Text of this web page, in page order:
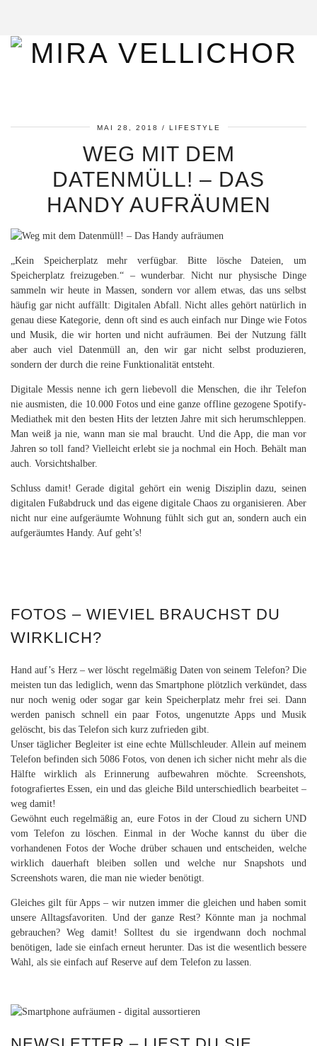
MAI 28, 2018 LIFESTYLE
WEG MIT DEM
DATENMÜLL! – DAS
HANDY AUFRÄUMEN
„Kein Speicherplatz mehr verfügbar. Bitte lösche Dateien, um
Speicherplatz freizugeben.“ – wunderbar. Nicht nur physische Dinge
sammeln wir heute in Massen, sondern vor allem etwas, das uns selbst
häufig gar nicht auffällt: Digitalen Abfall. Nicht alles gehört natürlich in
genau diese Kategorie, denn oft sind es auch einfach nur Dinge wie Fotos
und Musik, die wir horten und nicht aufräumen. Bei der Nutzung fällt
aber auch viel Datenmüll an, den wir gar nicht selbst produzieren,
sondern der durch die reine Funktionalität entsteht.
Digitale Messis nenne ich gern liebevoll die Menschen, die ihr Telefon
nie ausmisten, die 10.000 Fotos und eine ganze offline gezogene Spotify-
Mediathek mit den besten Hits der letzten Jahre mit sich herumschleppen.
Man weiß ja nie, wann man sie mal braucht. Und die App, die man vor
Jahren so toll fand? Vielleicht erlebt sie ja nochmal ein Hoch. Behält man
auch. Vorsichtshalber.
Schluss damit! Gerade digital gehört ein wenig Disziplin dazu, seinen
digitalen Fußabdruck und das eigene digitale Chaos zu organisieren. Aber
nicht nur eine aufgeräumte Wohnung fühlt sich gut an, sondern auch ein
aufgeräumtes Handy. Auf geht’s!
FOTOS – WIEVIEL BRAUCHST DU
WIRKLICH?
Hand auf’s Herz – wer löscht regelmäßig Daten von seinem Telefon? Die
meisten tun das lediglich, wenn das Smartphone plötzlich verkündet, dass
nur noch wenig oder sogar gar kein Speicherplatz mehr frei sei. Dann
werden panisch schnell ein paar Fotos, ungenutzte Apps und Musik
gelöscht, bis das Telefon sich kurz zufrieden gibt.
Unser täglicher Begleiter ist eine echte Müllschleuder. Allein auf meinem
Telefon befinden sich 5086 Fotos, von denen ich sicher nicht mehr als die
Hälfte wirklich als Erinnerung aufbewahren möchte. Screenshots,
fotografiertes Essen, ein und das gleiche Bild unterschiedlich bearbeitet –
weg damit!
Gewöhnt euch regelmäßig an, eure Fotos in der Cloud zu sichern UND
vom Telefon zu löschen. Einmal in der Woche kannst du über die
vorhandenen Fotos der Woche drüber schauen und entscheiden, welche
wirklich dauerhaft bleiben sollen und welche nur Snapshots und
Screenshots waren, die man nie wieder benötigt.
Gleiches gilt für Apps – wir nutzen immer die gleichen und haben somit
unsere Alltagsfavoriten. Und der ganze Rest? Könnte man ja nochmal
gebrauchen? Weg damit! Solltest du sie irgendwann doch nochmal
benötigen, lade sie einfach erneut herunter. Das ist die wesentlich bessere
Wahl, als sie einfach auf Reserve auf dem Telefon zu lassen.